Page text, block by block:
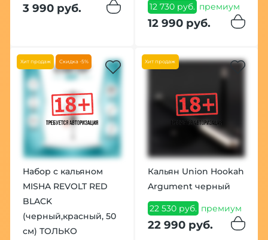
3 990 руб. 12 730 руб. премиум
12 990 руб.
Хит продаж Скидка -5%
Набор с кальяном
MISHA REVOLT RED
BLACK
(черный,красный, 50
см) ТОЛЬКО
Хит продаж
Кальян Union Hookah
Argument черный
22 530 руб. премиум
22 990 руб.